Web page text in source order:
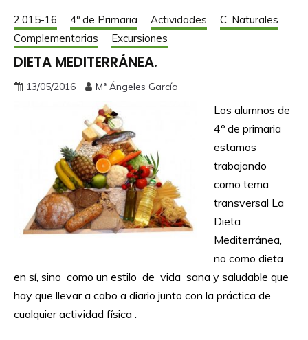
2.015-16 4º de Primaria Actividades
C. Naturales
Complementarias
Excursiones
DIETA MEDITERRÁNEA.
13/05/2016 Mª Ángeles García
Los alumnos de
4º de primaria
estamos
trabajando
como tema
transversal La
Dieta
Mediterránea,
no como dieta
en sí, sino como un estilo de vida sana y saludable que
hay que llevar a cabo a diario junto con la práctica de
cualquier actividad física .